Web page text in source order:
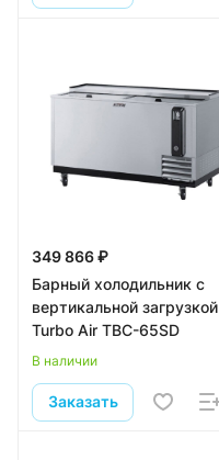
349 866 ₽
Барный холодильник с
вертикальной загрузкой
Turbo Air TBC-65SD
В наличии
Заказать